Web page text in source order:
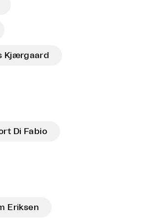
Kjærgaard
Di Fabio
Eriksen